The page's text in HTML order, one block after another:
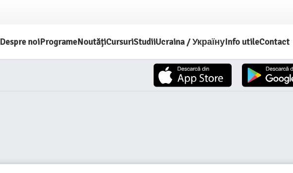
Despre noiProgrameNoutățiCursuriStudiiUcraina / УкраїнуInfo utileContact